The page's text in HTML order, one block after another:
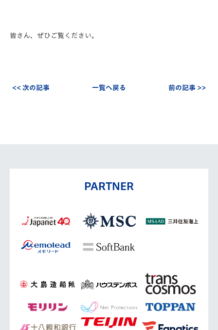
皆さん、ぜひご覧ください。
<< 次の記事 一覧へ戻る 前の記事 >>
PARTNER